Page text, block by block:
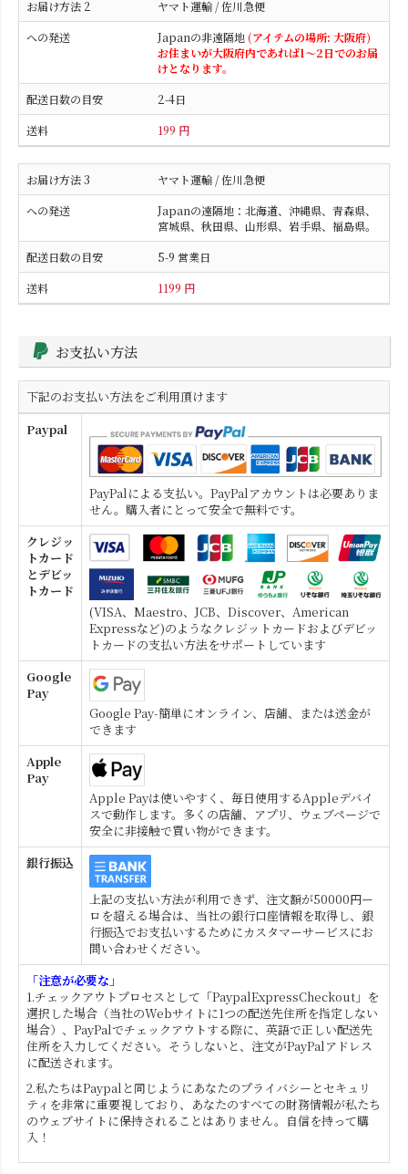
ヤマト運輸 / 佐川急便
Japanの非遠隔地 (アイテムの場所: 大阪府)
お住まいが大阪府内であれば1～2日でのお届
けとなります。
2-4日
199 円
ヤマト運輸 / 佐川急便
Japanの遠隔地：北海道、沖縄県、青森県、
宮城県、秋田県、山形県、岩手県、福島県。
5-9 営業日
1199 円
お支払い方法
下記のお支払い方法をご利用頂けます
Paypal
PayPalによる支払い。PayPalアカウントは必要ありま
せん。購入者にとって安全で無料です。
クレジッ
トカード
とデビッ
トカード
(VISA、Maestro、JCB、Discover、American
Expressなど)のようなクレジットカードおよびデビッ
トカードの支払い方法をサポートしています
Google
Pay
Google Pay-簡単にオンライン、店舗、または送金が
できます
Apple
Pay
Apple Payは使いやすく、毎日使用するAppleデバイ
スで動作します。多くの店舗、アプリ、ウェブページで
安全に非接触で買い物ができます。
銀行振込
上記の支払い方法が利用できず、注文額が50000円ー
ロを超える場合は、当社の銀行口座情報を取得し、銀
行振込でお支払いするためにカスタマーサービスにお
問い合わせください。
「注意が必要な」
1.チェックアウトプロセスとして「PaypalExpressCheckout」を
選択した場合（当社のWebサイトに1つの配送先住所を指定しない
場合）、PayPalでチェックアウトする際に、英語で正しい配送先
住所を入力してください。そうしないと、注文がPayPalアドレス
に配送されます。
2.私たちはPaypalと同じようにあなたのプライバシーとセキュリ
ティを非常に重要視しており、あなたのすべての財務情報が私たち
のウェブサイトに保持されることはありません。自信を持って購
入！